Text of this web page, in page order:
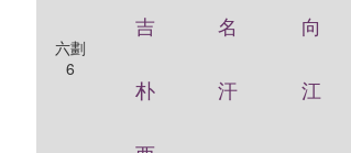
六劃
6
吉 名 向
朴 汗 江